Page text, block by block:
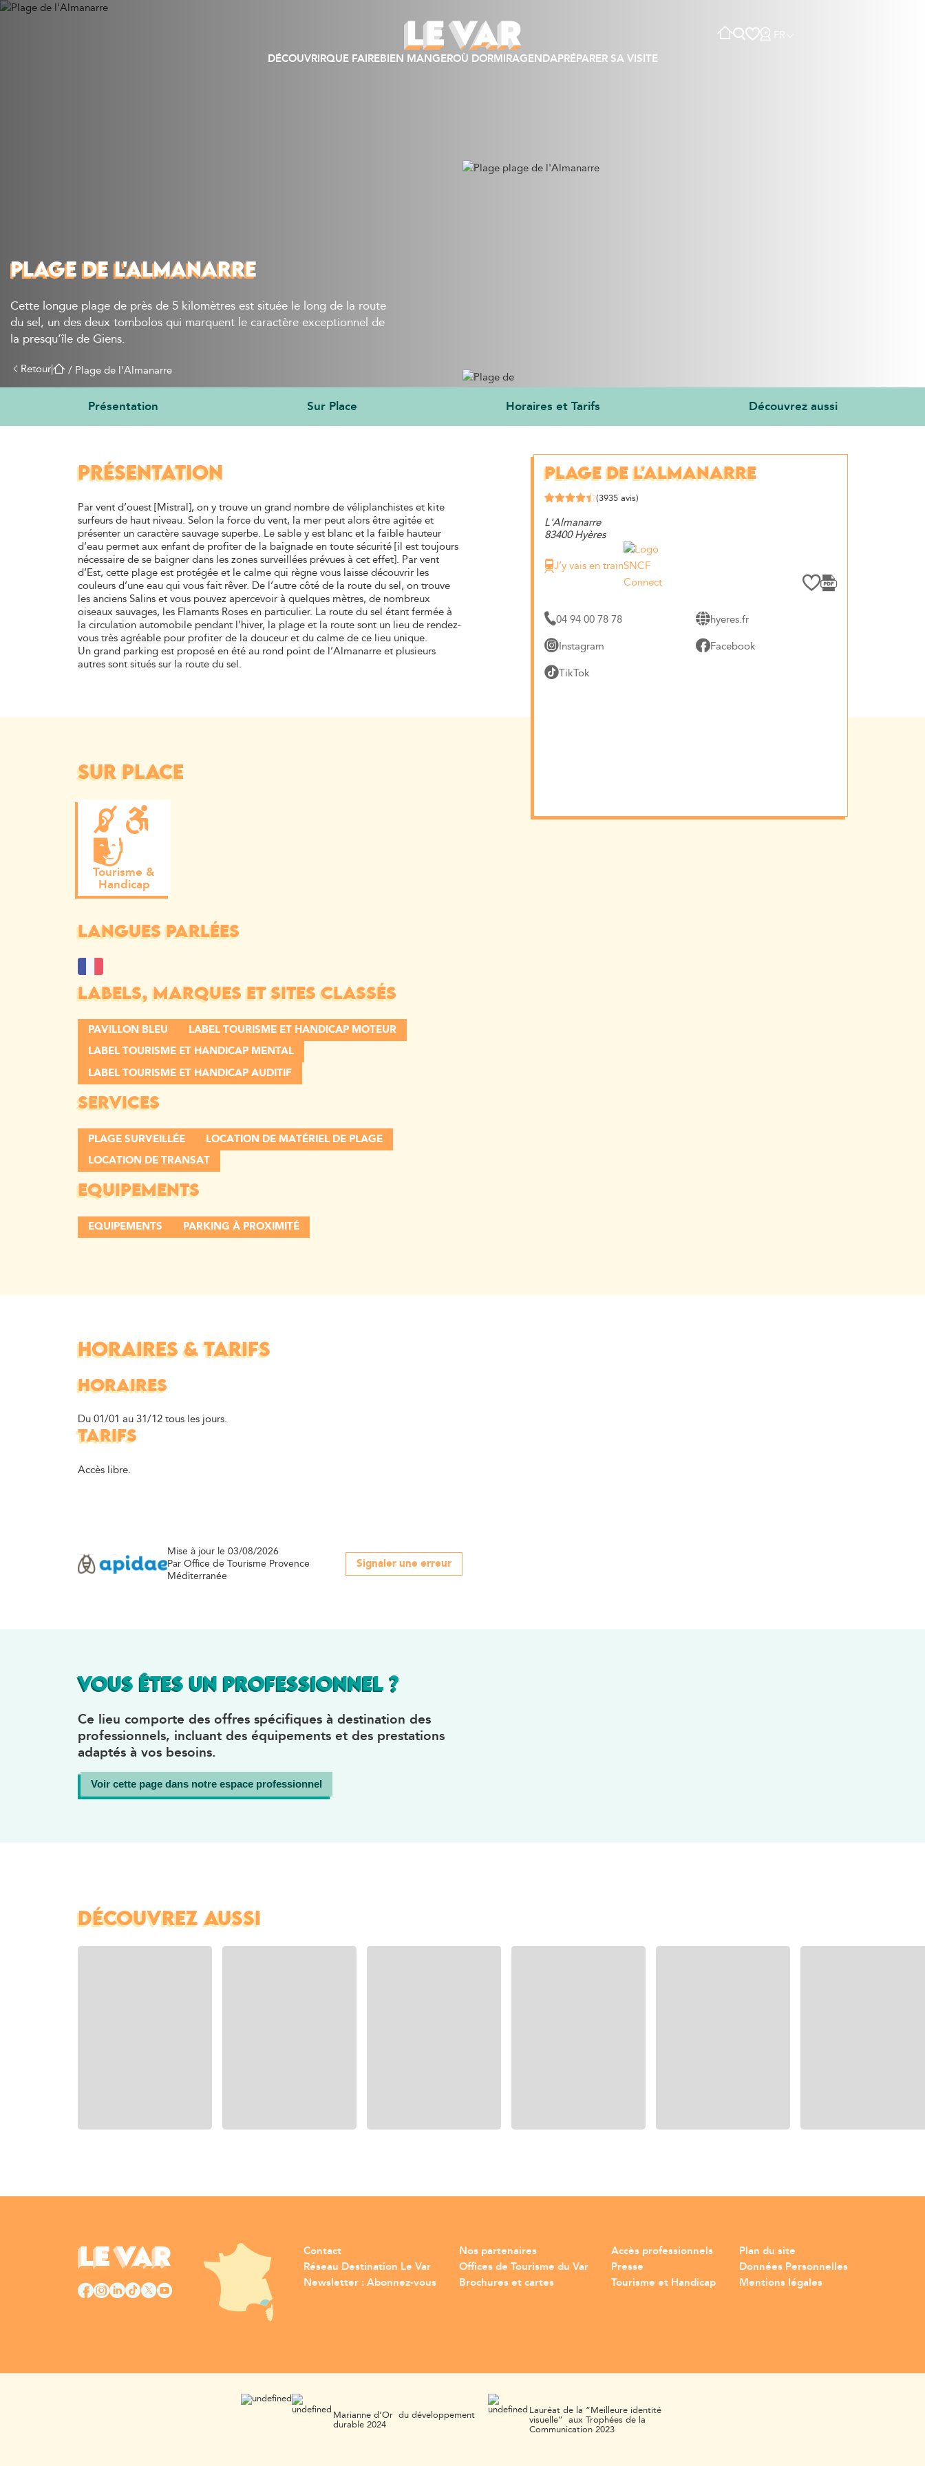
FR
DÉCOUVRIRQUE FAIREBIEN MANGEROÙ DORMIRAGENDAPRÉPARER SA VISITE
PLAGE DE L'ALMANARRE
Cette longue plage de près de 5 kilomètres est située le long de la route
du sel, un des deux tombolos qui marquent le caractère exceptionnel de
la presqu’île de Giens.
Retour| / Plage de l'Almanarre
Présentation Sur Place Horaires et Tarifs Découvrez aussi
PLAGE DE L'ALMANARRE
(3935 avis)
L'Almanarre
83400 Hyères
J’y vais en train
04 94 00 78 78
hyeres.fr
Instagram
Facebook
TikTok
PRÉSENTATION
Par vent d’ouest [Mistral], on y trouve un grand nombre de véliplanchistes et kite
surfeurs de haut niveau. Selon la force du vent, la mer peut alors être agitée et
présenter un caractère sauvage superbe. Le sable y est blanc et la faible hauteur
d’eau permet aux enfant de profiter de la baignade en toute sécurité [il est toujours
nécessaire de se baigner dans les zones surveillées prévues à cet effet]. Par vent
d’Est, cette plage est protégée et le calme qui règne vous laisse découvrir les
couleurs d’une eau qui vous fait rêver. De l’autre côté de la route du sel, on trouve
les anciens Salins et vous pouvez apercevoir à quelques mètres, de nombreux
oiseaux sauvages, les Flamants Roses en particulier. La route du sel étant fermée à
la circulation automobile pendant l’hiver, la plage et la route sont un lieu de rendez-
vous très agréable pour profiter de la douceur et du calme de ce lieu unique.
Un grand parking est proposé en été au rond point de l’Almanarre et plusieurs
autres sont situés sur la route du sel.
SUR PLACE
Tourisme &
Handicap
LANGUES PARLÉES
LABELS, MARQUES ET SITES CLASSÉS
PAVILLON BLEU
LABEL TOURISME ET HANDICAP MOTEUR
LABEL TOURISME ET HANDICAP MENTAL
LABEL TOURISME ET HANDICAP AUDITIF
SERVICES
PLAGE SURVEILLÉE
LOCATION DE MATÉRIEL DE PLAGE
LOCATION DE TRANSAT
EQUIPEMENTS
EQUIPEMENTS PARKING À PROXIMITÉ
HORAIRES & TARIFS
HORAIRES
Du 01/01 au 31/12 tous les jours.
TARIFS
Accès libre.
Mise à jour le 03/08/2026
Par Office de Tourisme Provence
Méditerranée
Signaler une erreur
VOUS ÊTES UN PROFESSIONNEL ?
Ce lieu comporte des offres spécifiques à destination des
professionnels, incluant des équipements et des prestations
adaptés à vos besoins.
Voir cette page dans notre espace professionnel
DÉCOUVREZ AUSSI
Contact
Réseau Destination Le Var
Newsletter : Abonnez-vous
Nos partenaires
Offices de Tourisme du Var
Brochures et cartes
Accès professionnels
Presse
Tourisme et Handicap
Plan du site
Données Personnelles
Mentions légales
Marianne d’Or du développement
durable 2024
Lauréat de la “Meilleure identité
visuelle” aux Trophées de la
Communication 2023